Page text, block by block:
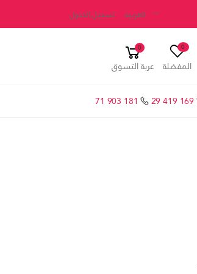
العربية تسجيل الدخول
0
المفضلة
0
عربة التسوق
29 419 169
71 903 181